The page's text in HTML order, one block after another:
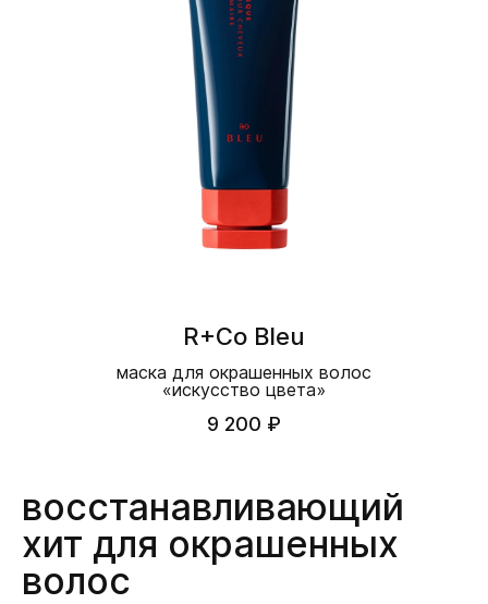
R+Co Bleu
маска для окрашенных волос
«искусство цвета»
9 200 ₽
восстанавливающий
хит для окрашенных
волос